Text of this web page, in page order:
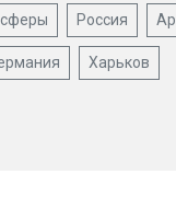
Россия
Харьков